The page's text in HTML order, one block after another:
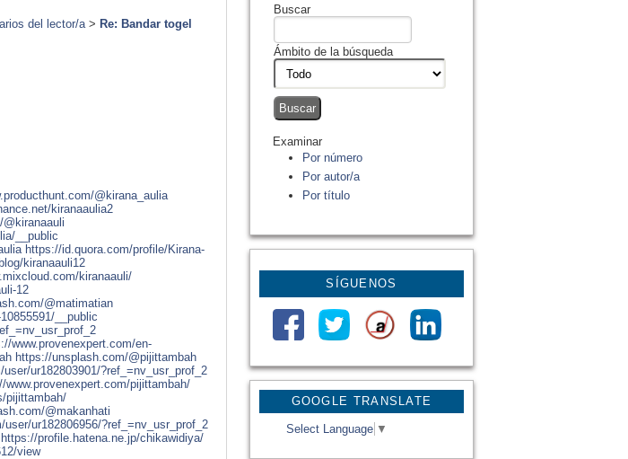
GOOGLE TRANSLATE
Select Language ▼
Buscar
Ámbito de la búsqueda
Examinar
Por número
Por autor/a
Por título
SÍGUENOS
del lector/a> Re: Bandar togel
@kirana_aulia
kiranaaulia2
__public
https://id.quora.com/profile/Kirana-
kiranaauli12
kiranaauli/
12
@matimatian
__public
www.provenexpert.com/en-
https://unsplash.com/@pijittambah
ur182803901/?ref_=nv_usr_prof_2
www.provenexpert.com/pijittambah/
pijittambah/
@makanhati
ur182806956/?ref_=nv_usr_prof_2
https://profile.hatena.ne.jp/chikawidiya/
view